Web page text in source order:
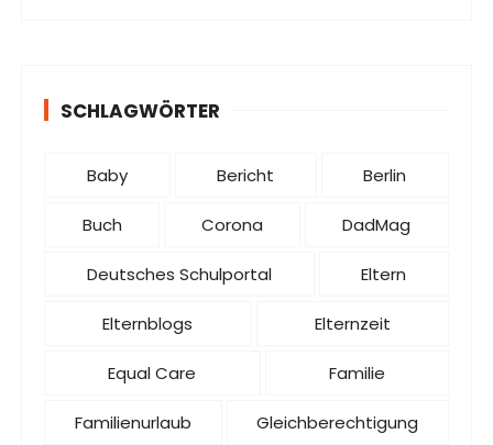
SCHLAGWÖRTER
Baby Bericht Berlin
Buch Corona DadMag
Deutsches Schulportal Eltern
Elternblogs Elternzeit
Equal Care Familie
Familienurlaub Gleichberechtigung